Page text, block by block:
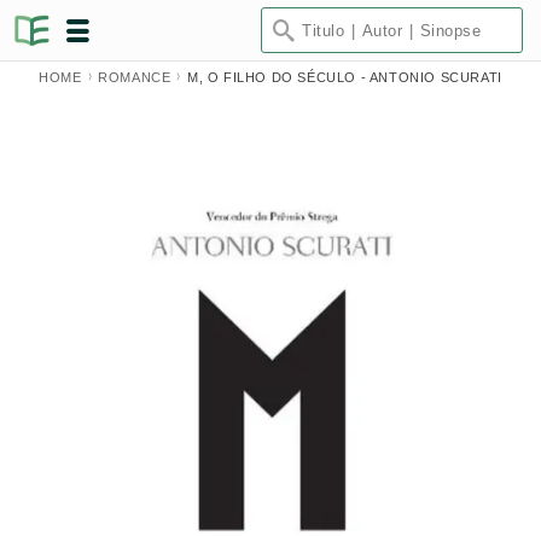
HOME ROMANCE M, O FILHO DO SÉCULO - ANTONIO SCURATI